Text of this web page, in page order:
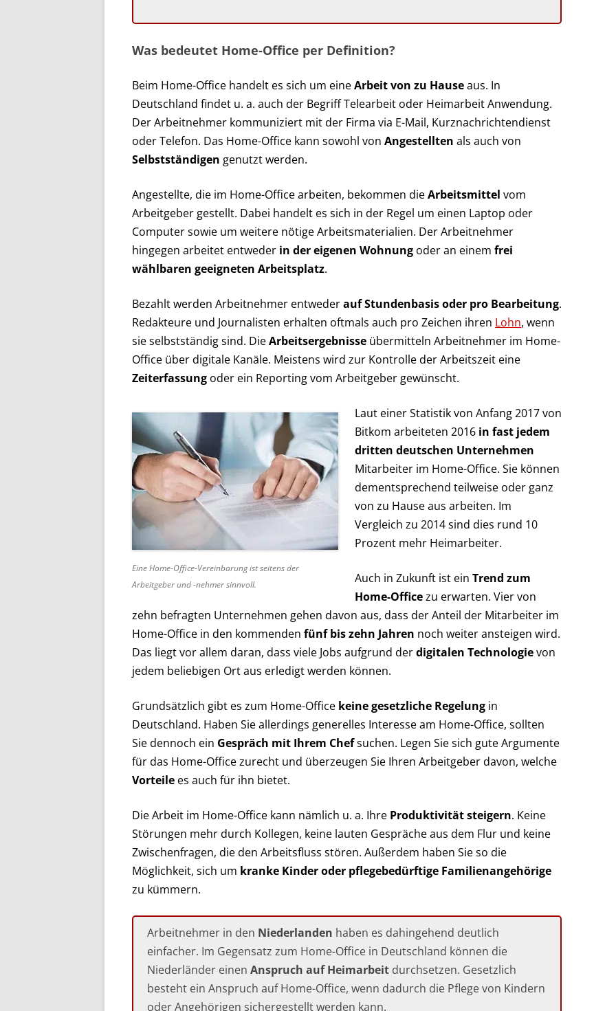
Was bedeutet Home-Office per Definition?
Beim Home-Office handelt es sich um eineArbeit von zu Hauseaus. In
Deutschland findet u. a. auch der Begriff Telearbeit oder Heimarbeit Anwendung.
Der Arbeitnehmer kommuniziert mit der Firma via E-Mail, Kurznachrichtendienst
oder Telefon. Das Home-Office kann sowohl von Angestellten als auch von
Selbstständigen genutzt werden.
Angestellte, die im Home-Office arbeiten, bekommen dieArbeitsmittel vom
Arbeitgeber gestellt. Dabei handelt es sich in der Regel um einen Laptop oder
Computer sowie um weitere nötige Arbeitsmaterialien. Der Arbeitnehmer
hingegen arbeitet entweder in der eigenen Wohnung oder an einem frei
wählbaren geeigneten Arbeitsplatz.
Bezahlt werden Arbeitnehmer entwederauf Stundenbasis oder pro Bearbeitung.
Redakteure und Journalisten erhalten oftmals auch pro Zeichen ihren Lohn, wenn
sie selbstständig sind. DieArbeitsergebnisse übermitteln Arbeitnehmer im Home-
Office über digitale Kanäle. Meistens wird zur Kontrolle der Arbeitszeit eine
Zeiterfassung oder ein Reporting vom Arbeitgeber gewünscht.
Eine Home-Office-Vereinbarung ist seitens der
Arbeitgeber und -nehmer sinnvoll.
Laut einer Statistik von Anfang 2017 von
Bitkom arbeiteten 2016 in fast jedem
dritten deutschen Unternehmen
Mitarbeiter im Home-Office. Sie können
dementsprechend teilweise oder ganz
von zu Hause aus arbeiten. Im
Vergleich zu 2014 sind dies rund 10
Prozent mehr Heimarbeiter.
Auch in Zukunft ist ein Trend zum
Home-Officezu erwarten. Vier von
zehn befragten Unternehmen gehen davon aus, dass der Anteil der Mitarbeiter im
Home-Office in den kommenden fünf bis zehn Jahren noch weiter ansteigen wird.
Das liegt vor allem daran, dass viele Jobs aufgrund derdigitalen Technologievon
jedem beliebigen Ort aus erledigt werden können.
Grundsätzlich gibt es zum Home-Office keine gesetzliche Regelung in
Deutschland. Haben Sie allerdings generelles Interesse am Home-Office, sollten
Sie dennoch ein Gespräch mit Ihrem Chefsuchen. Legen Sie sich gute Argumente
für das Home-Office zurecht und überzeugen Sie Ihren Arbeitgeber davon, welche
Vorteile es auch für ihn bietet.
Die Arbeit im Home-Office kann nämlich u. a. Ihre Produktivität steigern. Keine
Störungen mehr durch Kollegen, keine lauten Gespräche aus dem Flur und keine
Zwischenfragen, die den Arbeitsfluss stören. Außerdem haben Sie so die
Möglichkeit, sich um kranke Kinder oder pflegebedürftige Familienangehörige
zu kümmern.
Arbeitnehmer in den Niederlanden haben es dahingehend deutlich
einfacher. Im Gegensatz zum Home-Office in Deutschland können die
Niederländer einen Anspruch auf Heimarbeit durchsetzen. Gesetzlich
besteht ein Anspruch auf Home-Office, wenn dadurch die Pflege von Kindern
oder Angehörigen sichergestellt werden kann.